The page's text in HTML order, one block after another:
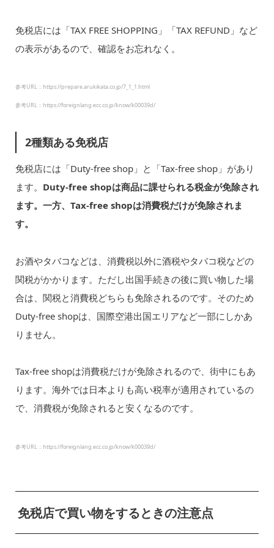
免税店には「TAX FREE SHOPPING」「TAX REFUND」など
の表示があるので、確認をお忘れなく。
参考URL：https://prepare.arukikata.co.jp/7_1_1.html
参考URL：https://foreignlang.ecc.co.jp/know/k00039d/
2種類ある免税店
免税店には「Duty-free shop」と「Tax-free shop」があり
ます。 Duty-free shopは商品に課せられる税金が免除され
ます。一方、Tax-free shopは消費税だけが免除されま
す。
お酒やタバコなどは、消費税以外に酒税やタバコ税などの
関税がかかります。ただし出国手続きの後に買い物した場
合は、関税と消費税どちらも免除されるのです。そのため
Duty-free shopは、国際空港出国エリアなど一部にしかあ
りません。
Tax-free shopは消費税だけが免除されるので、街中にもあ
ります。海外では日本よりも高い税率が適用されているの
で、消費税が免除されると安くなるのです。
参考URL：https://foreignlang.ecc.co.jp/know/k00039d/
免税店で買い物をするときの注意点